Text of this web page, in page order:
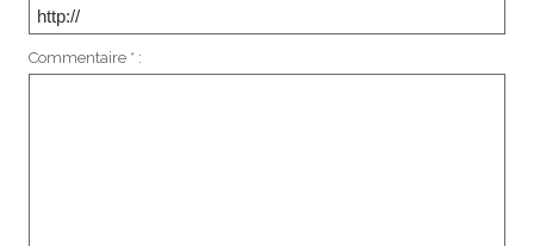
Commentaire * :